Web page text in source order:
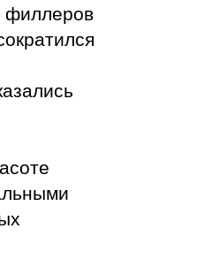
филлеров